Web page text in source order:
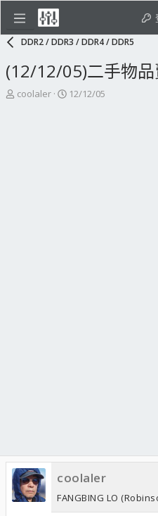
DDR2 / DDR3 / DDR4 / DDR5
(12/12/05)二手物
主
coolaler
開
12/12/05
coolaler
FANGBING LO